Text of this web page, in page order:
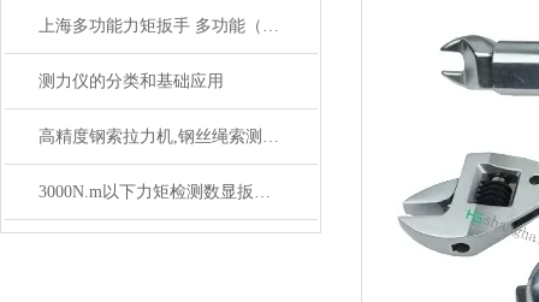
上海多功能力矩扳手 多功能（数显 预置 表盘）力矩扳手价格
测力仪的分类和基础应用
高精度钢索拉力机,钢丝绳索测试拉力机,钢丝绳绳索拉力测试机
3000N.m以下力矩检测数显扳手,SGSX数显力矩紧固检测扳手